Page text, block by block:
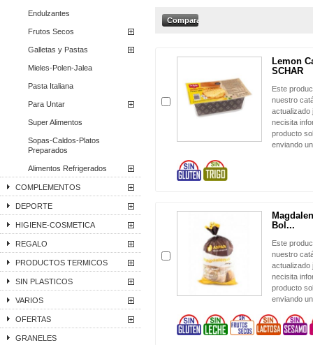
Endulzantes
Frutos Secos
Galletas y Pastas
Mieles-Polen-Jalea
Pasta Italiana
Para Untar
Super Alimentos
Sopas-Caldos-Platos
Preparados
Alimentos Refrigerados
COMPLEMENTOS
DEPORTE
HIGIENE-COSMETICA
REGALO
PRODUCTOS TERMICOS
SIN PLASTICOS
VARIOS
OFERTAS
GRANELES
Lemon
SCHAR
Este
nuestro
actualizado
necisita
producto
enviando
Bol...
Este
nuestro
actualizado
necisita
producto
enviando